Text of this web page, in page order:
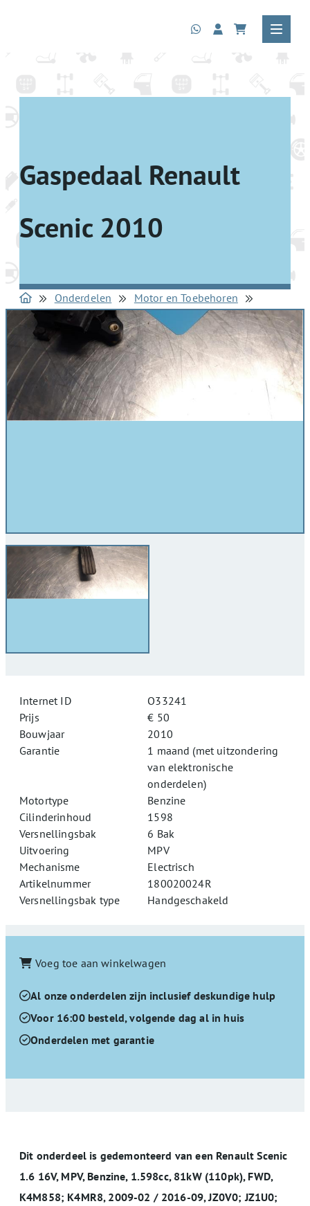
Gaspedaal Renault
Scenic 2010
Onderdelen
Motor en Toebehoren
Gaspedalen
Internet ID
O33241
Prijs
€ 50
Bouwjaar
2010
Garantie
1 maand (met uitzondering
van elektronische
onderdelen)
Motortype
Benzine
Cilinderinhoud
1598
Versnellingsbak
6 Bak
Uitvoering
MPV
Mechanisme
Electrisch
Artikelnummer
180020024R
Versnellingsbak type
Handgeschakeld
Voeg toe aan winkelwagen
Al onze onderdelen zijn inclusief deskundige hulp
Voor 16:00 besteld, volgende dag al in huis
Onderdelen met garantie
Dit onderdeel is gedemonteerd van een Renault Scenic
1.6 16V, MPV, Benzine, 1.598cc, 81kW (110pk), FWD,
K4M858; K4MR8, 2009-02 / 2016-09, JZ0V0; JZ1U0;